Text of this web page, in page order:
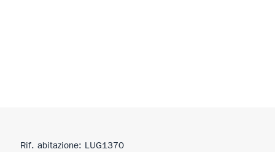
Rif. abitazione: LUG1370